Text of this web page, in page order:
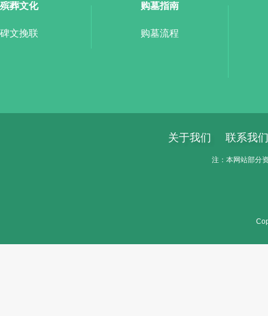
殡葬文化
碑文挽联
购墓指南
购墓流程
关于我们 联系我们
注：本网站部分